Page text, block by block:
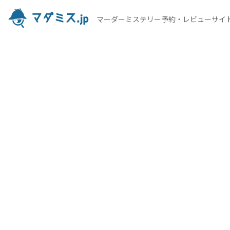
マーダーミステリー予約・レビューサイ